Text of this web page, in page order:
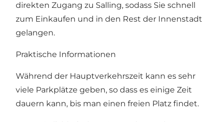
direkten Zugang zu Salling, sodass Sie schnell
zum Einkaufen und in den Rest der Innenstadt
gelangen.
Praktische Informationen
Während der Hauptverkehrszeit kann es sehr
viele Parkplätze geben, so dass es einige Zeit
dauern kann, bis man einen freien Platz findet.